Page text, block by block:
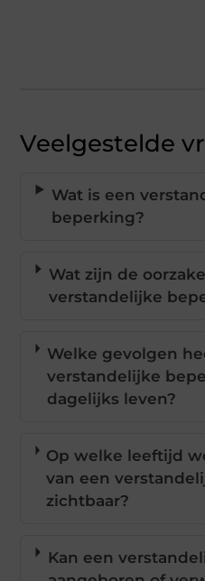
Veelgestelde
Wat is een
beperking?
Wat zijn de
verstandelijke
Welke gevolgen
verstandelijke
dagelijks leven?
Op welke leeftijd
van een
zichtbaar?
Kan een